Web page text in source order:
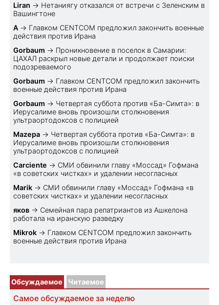
Liran → Нетаниягу отказался от встречи с Зеленским в
Вашингтоне
A → Главком CENTCOM предложил закончить военные
действия против Ирана
Gorbaum → Проникновение в поселок в Самарии:
ЦАХАЛ раскрыл новые детали и продолжает поиски
подозреваемого
Gorbaum → Главком CENTCOM предложил закончить
военные действия против Ирана
Gorbaum → Четвертая суббота против «Ба-Симта»: в
Иерусалиме вновь произошли столкновения
ультраортодоксов с полицией
Mazepa → Четвертая суббота против «Ба-Симта»: в
Иерусалиме вновь произошли столкновения
ультраортодоксов с полицией
Carciente → СМИ обвинили главу «Моссад» Гофмана
«в советских чистках» и удалении несогласных
Marik → СМИ обвинили главу «Моссад» Гофмана «в
советских чистках» и удалении несогласных
яков → Семейная пара репатриантов из Ашкелона
работала на иранскую разведку
Mikrok → Главком CENTCOM предложил закончить
военные действия против Ирана
Обсуждаемое Читаемое
Самое обсуждаемое за неделю